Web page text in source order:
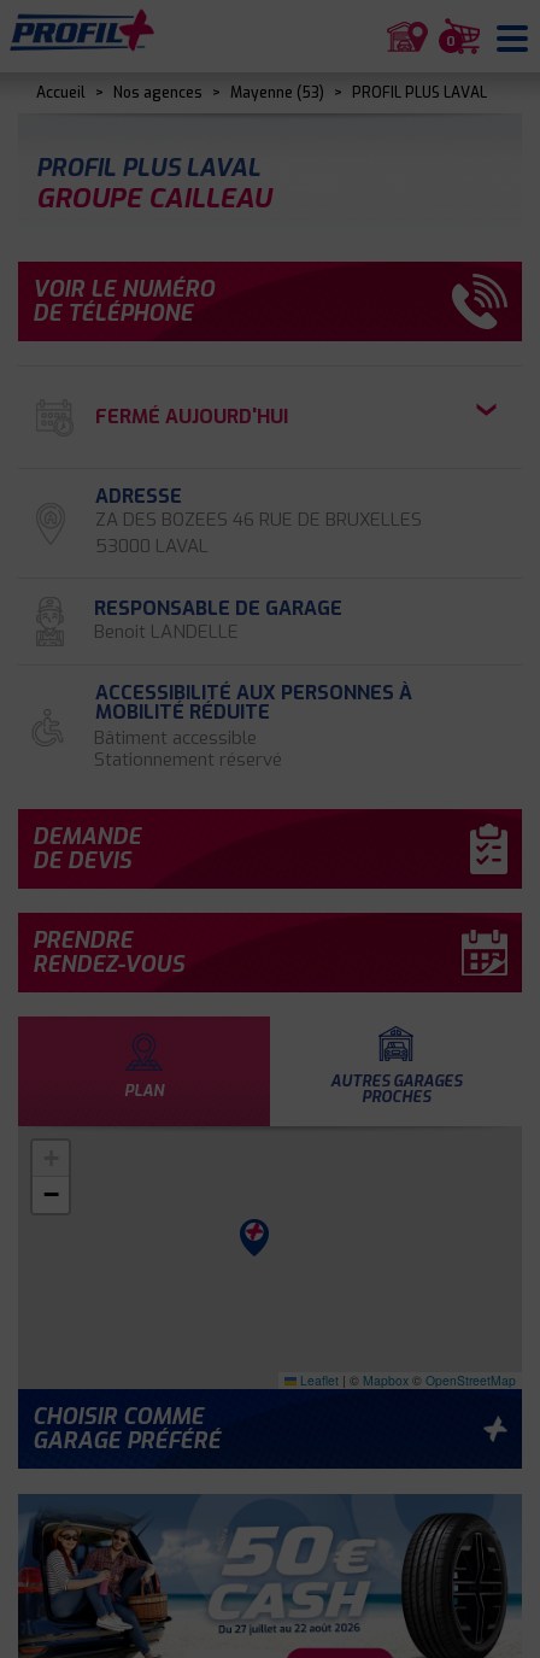
0
Accueil > Nos agences > Mayenne (53) > PROFIL PLUS LAVAL
PROFIL PLUS LAVAL
GROUPE CAILLEAU
VOIR LE NUMÉRO
DE TÉLÉPHONE
FERMÉ AUJOURD'HUI
ADRESSE
ZA DES BOZEES 46 RUE DE BRUXELLES
53000 LAVAL
RESPONSABLE DE GARAGE
Benoit LANDELLE
ACCESSIBILITÉ AUX PERSONNES À
MOBILITÉ RÉDUITE
Bâtiment accessible
Stationnement réservé
PLAN AUTRES GARAGES
PROCHES
−
Leaflet | © Mapbox © OpenStreetMap
CHOISIR COMME
GARAGE PRÉFÉRÉ
DEMANDE
DE DEVIS
PRENDRE
RENDEZ-VOUS